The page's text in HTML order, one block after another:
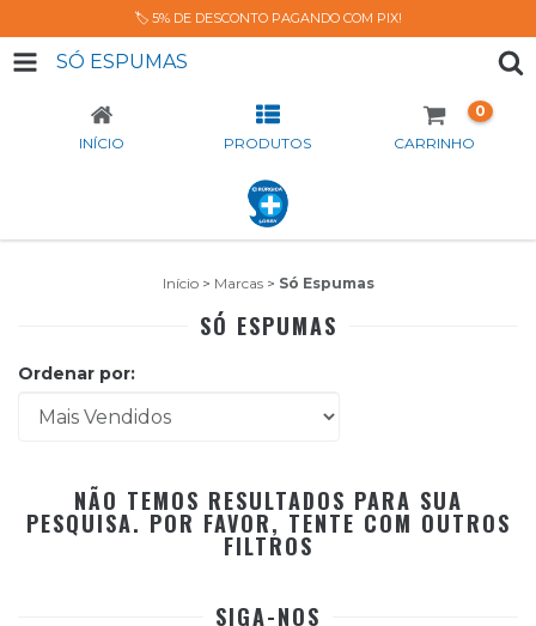
🏷️ 5% DE DESCONTO PAGANDO COM PIX!
SÓ ESPUMAS
INÍCIO PRODUTOS CARRINHO
0
Início > Marcas > Só Espumas
SÓ ESPUMAS
Ordenar por:
NÃO TEMOS RESULTADOS PARA SUA
PESQUISA. POR FAVOR, TENTE COM OUTROS
FILTROS
SIGA-NOS